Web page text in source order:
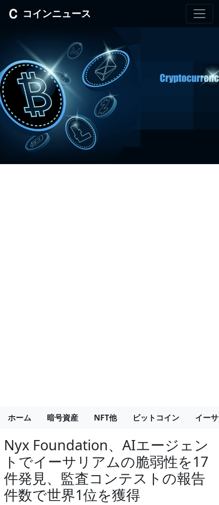
コインニュース
ホーム 暗号資産 NFT他 ビットコイン イー
Nyx Foundation、AIエージェン
トでイーサリアムの脆弱性を17
件発見、監査コンテストの報告
件数で世界1位を獲得